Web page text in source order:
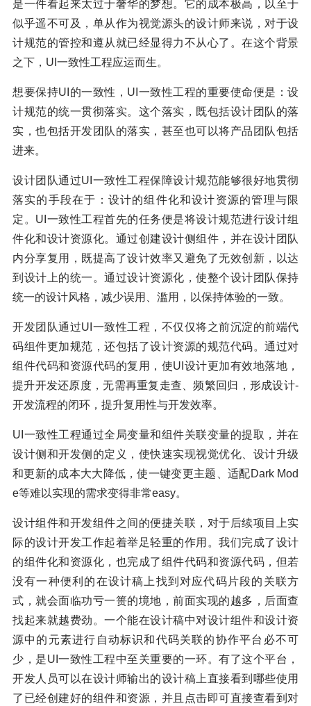
是一件看起来太过于奢华的梦想。它的成本极高，以至于
似乎遥不可及，单从作为视觉源头的设计师来说，对于设
计规范的管控和遵从就已经显得力不从心了。在这个背景
之下，UI一致性工程应运而生。
想要保持UI的一致性，UI一致性工程的重要使命便是：设
计规范的统一贯彻落实。这个落实，既包括设计团队的落
实，也包括开发团队的落实，甚至也可以将产品团队包括
进来。
设计团队通过UI一致性工程保障设计规范能够很好地贯彻
落实的手段在于：设计的组件化和设计资源的管理与限
定。UI一致性工程首先的任务便是将设计规范进行设计组
件化和设计资源化。通过创建设计侧组件，并在设计团队
内分享复用，既提高了设计效率又避免了无效创新，以达
到设计上的统一。通过设计资源化，使整个设计团队保持
统一的设计风格，减少误用、滥用，以保持体验的一致。
开发团队通过UI一致性工程，不仅仅将之前沉淀的前端代
码组件更加规范，还包括了设计资源的规范代码。通过对
组件代码和资源代码的复用，使UI设计更加有效地落地，
提升开发还原度，无需再重复走查、频繁回归，形成设计-
开发流程的闭环，提升复用性与开发效率。
UI一致性工程通过全局变量和组件关联变量的提取，并在
设计侧和开发侧的定义，使快速实现视觉优化、设计升级
和更新的成本大大降低，使一键变更主题、适配Dark Mod
e等难以实现的需求变得非常easy。
设计组件和开发组件之间的便捷关联，对于后续项目上实
际的设计开发工作起着举足轻重的作用。我们完成了设计
的组件化和资源化，也完成了组件代码和资源代码，但若
没有一种便利的在设计稿上找到对应代码片段的关联方
式，就会面临功亏一篑的境地，前面实现的越多，后面查
找起来就越费劲。一个能在设计稿中对设计组件和设计资
源中的元素进行自动标识和代码关联的协作平台必不可
少，是UI一致性工程中至关重要的一环。有了这个平台，
开发人员可以在设计师输出的设计稿上直接看到哪些使用
了已经创建好的组件和资源，并且点击即可直接查看到对